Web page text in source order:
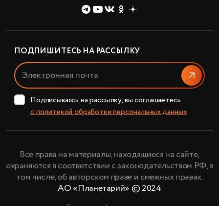
ПОДПИШИТЕСЬ НА РАССЫЛКУ
Подписываясь на рассылку, вы соглашаетесь
с политикой обработки персональных данных
Все права на материалы, находящиеся на сайте,
охраняются в соответствии с законодательством РФ, в
том числе, об авторском праве и смежных правах.
АО «Планетарий» © 2024